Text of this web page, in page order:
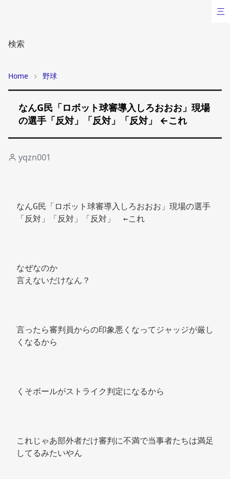
検索
Home 野球
なんG民「ロボット球審導入しろおおお」現場
の選手「反対」「反対」「反対」 ←これ
yqzn001
なんG民「ロボット球審導入しろおおお」現場の選手
「反対」「反対」「反対」　←これ
なぜなのか
言えないだけなん？
言ったら審判員からの印象悪くなってジャッジが厳し
くなるから
くそボールがストライク判定になるから
これじゃあ部外者だけ審判に不満で当事者たちは満足
してるみたいやん
三